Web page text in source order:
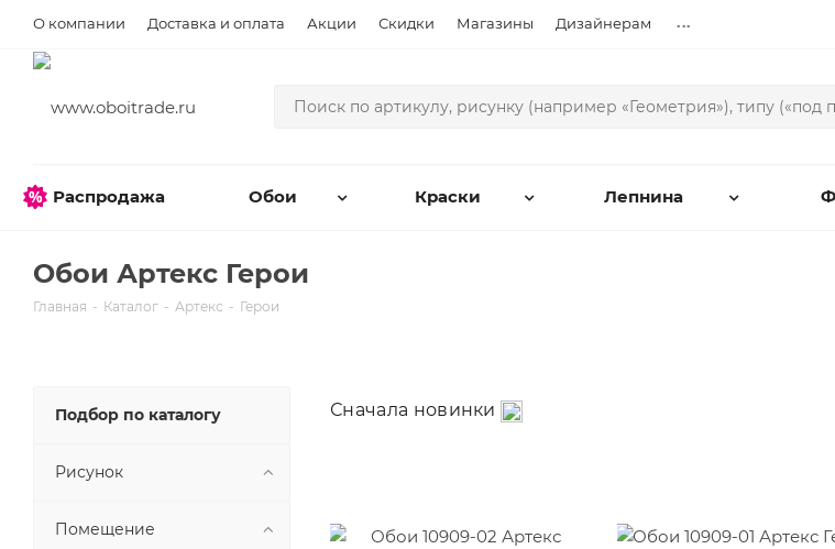
О компании Доставка и оплата Акции Скидки Магазины Дизайнерам ...
Распродажа Обои Краски Лепнина
Обои Артекс Герои
Главная - Каталог - Артекс - Герои
Сначала новинки
Подбор по каталогу
Рисунок
Помещение